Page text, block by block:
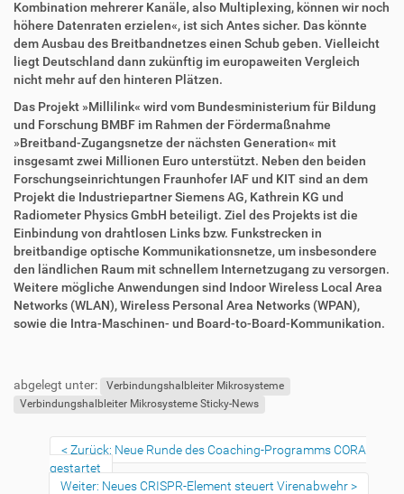
Kombination mehrerer Kanäle, also Multiplexing, können wir noch
höhere Datenraten erzielen«, ist sich Antes sicher. Das könnte
dem Ausbau des Breitbandnetzes einen Schub geben. Vielleicht
liegt Deutschland dann zukünftig im europaweiten Vergleich
nicht mehr auf den hinteren Plätzen.
Das Projekt »Millilink« wird vom Bundesministerium für Bildung
und Forschung BMBF im Rahmen der Fördermaßnahme
»Breitband-Zugangsnetze der nächsten Generation« mit
insgesamt zwei Millionen Euro unterstützt. Neben den beiden
Forschungseinrichtungen Fraunhofer IAF und KIT sind an dem
Projekt die Industriepartner Siemens AG, Kathrein KG und
Radiometer Physics GmbH beteiligt. Ziel des Projekts ist die
Einbindung von drahtlosen Links bzw. Funkstrecken in
breitbandige optische Kommunikationsnetze, um insbesondere
den ländlichen Raum mit schnellem Internetzugang zu versorgen.
Weitere mögliche Anwendungen sind Indoor Wireless Local Area
Networks (WLAN), Wireless Personal Area Networks (WPAN),
sowie die Intra-Maschinen- und Board-to-Board-Kommunikation.
ß
n
abgelegt unter:
Verbindungshalbleiter Mikrosysteme
Verbindungshalbleiter Mikrosysteme Sticky-News
Zurück: Neue Runde des Coaching-Programms CORA
gestartet
Weiter: Neues CRISPR-Element steuert Virenabwehr